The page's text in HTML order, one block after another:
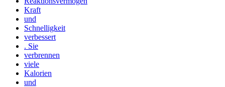
Kraft
und
Schnelligkeit
verbessert
. Sie
verbrennen
viele
Kalorien
und